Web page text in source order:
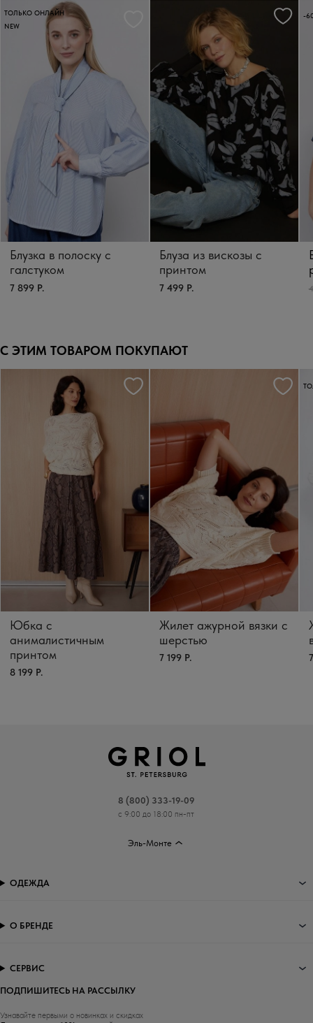
ТОЛЬКО ОНЛАЙН
NEW
Блузка в полоску с
галстуком
7 899 Р.
Блуза из вискозы с
принтом
7 499 Р.
-
С ЭТИМ ТОВАРОМ ПОКУПАЮТ
Юбка с
анималистичным
принтом
8 199 Р.
Жилет ажурной вязки с
шерстью
7 199 Р.
8 (800) 333-19-09
с 9:00 до 18:00 пн-пт
Эль-Монте
ПОДПИШИТЕСЬ НА РАССЫЛКУ
Узнавайте первыми о новинках и скидках
ОДЕЖДА
О БРЕНДЕ
СЕРВИС